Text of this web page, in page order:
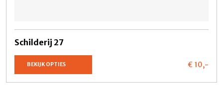
Schilderij 27
BEKIJK OPTIES € 10,-